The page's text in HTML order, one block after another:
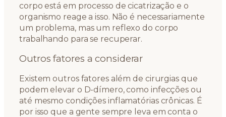
corpo está em processo de cicatrização e o
organismo reage a isso. Não é necessariamente
um problema, mas um reflexo do corpo
trabalhando para se recuperar.
Outros fatores a considerar
Existem outros fatores além de cirurgias que
podem elevar o D-dímero, como infecções ou
até mesmo condições inflamatórias crônicas. É
por isso que a gente sempre leva em conta o